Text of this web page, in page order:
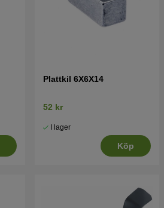
Plattkil 6X6X14
52 kr
I lager
Köp